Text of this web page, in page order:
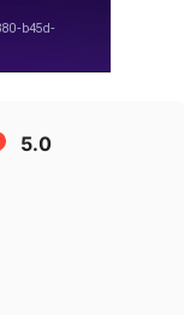
5.0